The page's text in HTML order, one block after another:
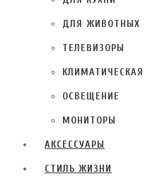
ДЛЯ ЖИВОТНЫХ
ТЕЛЕВИЗОРЫ
ОСВЕЩЕНИЕ
МОНИТОРЫ
АКСЕССУАРЫ
СТИЛЬ ЖИЗНИ